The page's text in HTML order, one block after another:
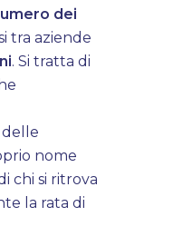
dei
tra aziende
. Si tratta di
nome
chi si ritrova
la rata di